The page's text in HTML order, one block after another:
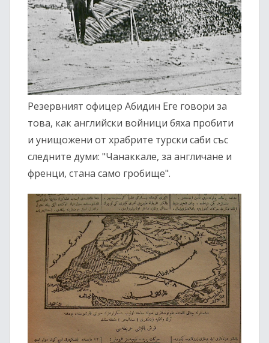
Резервният офицер Абидин Еге говори за
това, как английски войници бяха пробити
и унищожени от храбрите турски саби със
следните думи: "Чанаккале, за англичане и
френци, стана само гробище".